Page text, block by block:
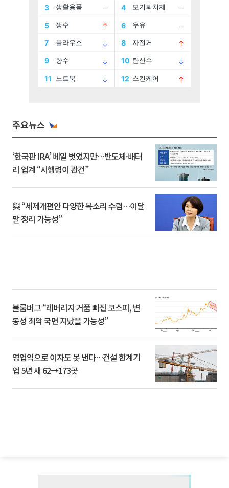
주요뉴스
‘한국판 IRA’ 베일 벗었지만…반도체·배터
리 업계 “시행령이 관건”
與 “세제개편안 다양한 목소리 수렴…이달
말 정리 가능성”
블룸버그 “레버리지 거품 빠진 코스피, 변
동성 최악 국면 지났을 가능성”
영업익으로 이자도 못 낸다…건설 한계기
업 5년 새 62→173곳